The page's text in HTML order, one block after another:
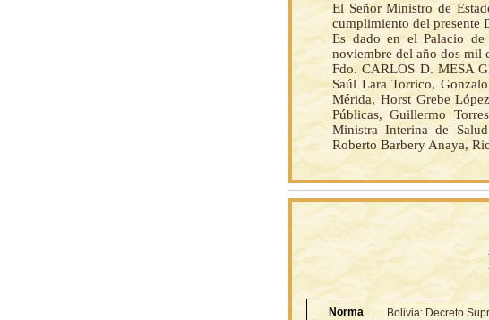
El Señor Ministro de
cumplimiento del presente
Es dado en el Palacio
noviembre del año dos mil
Fdo. CARLOS D. MESA
Saúl Lara Torrico,
Mérida, Horst Grebe
Públicas, Guillermo
Ministra Interina de
Roberto Barbery Anaya,
Norma
Bolivia: Decreto